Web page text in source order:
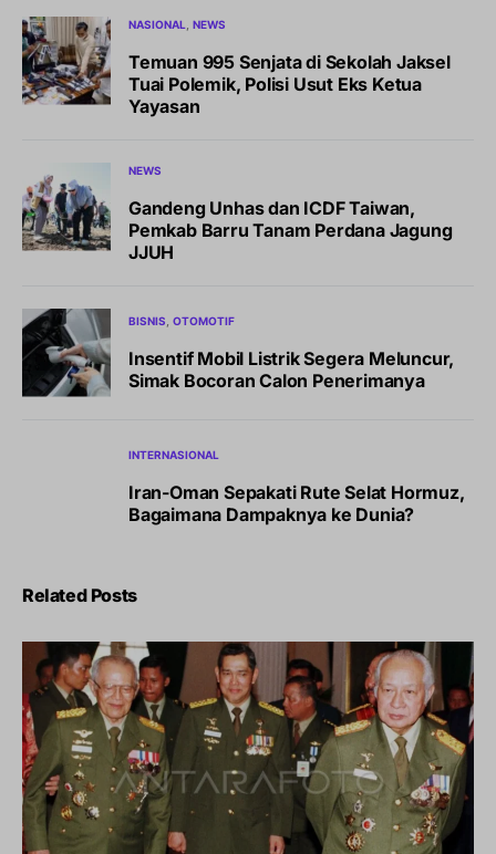
NASIONAL NEWS
Temuan 995 Senjata di Sekolah Jaksel
Tuai Polemik, Polisi Usut Eks Ketua
Yayasan
NEWS
Gandeng Unhas dan ICDF Taiwan,
Pemkab Barru Tanam Perdana Jagung
JJUH
BISNIS OTOMOTIF
Insentif Mobil Listrik Segera Meluncur,
Simak Bocoran Calon Penerimanya
INTERNASIONAL
Iran-Oman Sepakati Rute Selat Hormuz,
Bagaimana Dampaknya ke Dunia?
Related Posts